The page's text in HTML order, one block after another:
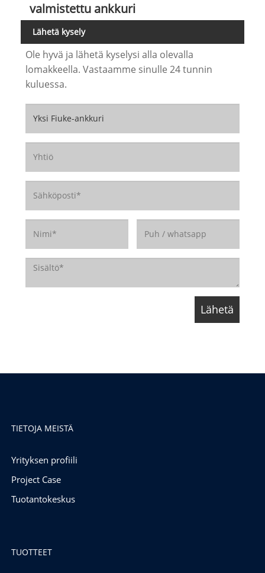
valmistettu ankkuri
Lähetä kysely
Ole hyvä ja lähetä kyselysi alla olevalla
lomakkeella. Vastaamme sinulle 24 tunnin
kuluessa.
TIETOJA MEISTÄ
Yrityksen profiili
Project Case
Tuotantokeskus
TUOTTEET